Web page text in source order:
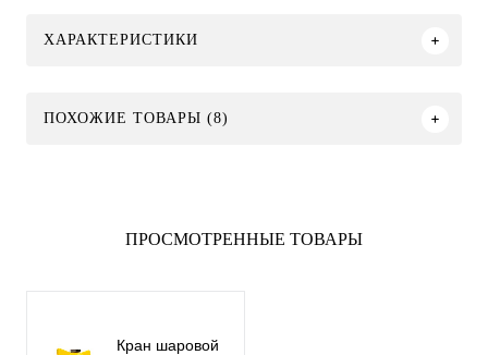
ХАРАКТЕРИСТИКИ
ПОХОЖИЕ ТОВАРЫ (8)
ПРОСМОТРЕННЫЕ ТОВАРЫ
Кран шаровой